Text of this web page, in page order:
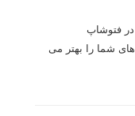
شما را بهتر می